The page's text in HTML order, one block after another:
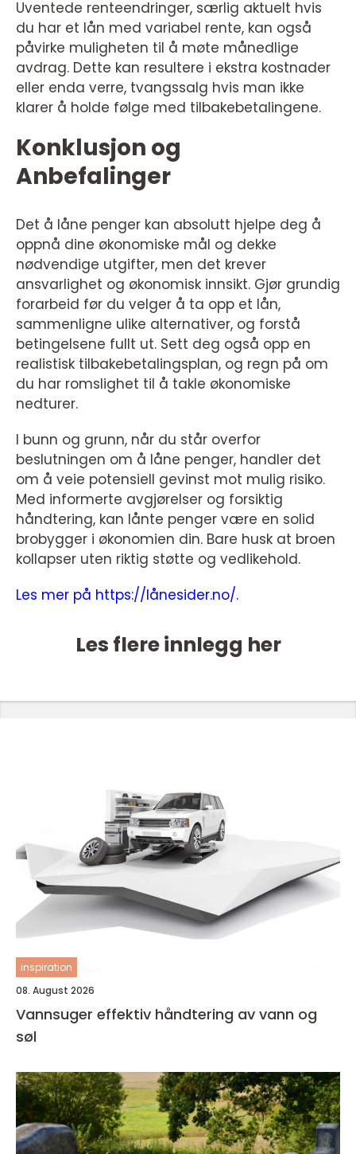
Uventede renteendringer, særlig aktuelt hvis
du har et lån med variabel rente, kan også
påvirke muligheten til å møte månedlige
avdrag. Dette kan resultere i ekstra kostnader
eller enda verre, tvangssalg hvis man ikke
klarer å holde følge med tilbakebetalingene.
Konklusjon og
Anbefalinger
Det å låne penger kan absolutt hjelpe deg å
oppnå dine økonomiske mål og dekke
nødvendige utgifter, men det krever
ansvarlighet og økonomisk innsikt. Gjør grundig
forarbeid før du velger å ta opp et lån,
sammenligne ulike alternativer, og forstå
betingelsene fullt ut. Sett deg også opp en
realistisk tilbakebetalingsplan, og regn på om
du har romslighet til å takle økonomiske
nedturer.
I bunn og grunn, når du står overfor
beslutningen om å låne penger, handler det
om å veie potensiell gevinst mot mulig risiko.
Med informerte avgjørelser og forsiktig
håndtering, kan lånte penger være en solid
brobygger i økonomien din. Bare husk at broen
kollapser uten riktig støtte og vedlikehold.
Les mer på https://lånesider.no/.
Les flere innlegg her
inspiration
08. August 2026
Vannsuger effektiv håndtering av vann og
søl